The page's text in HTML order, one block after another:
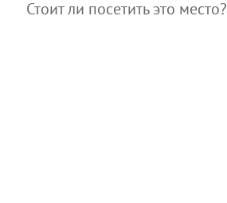
Стоит ли посетить это место?